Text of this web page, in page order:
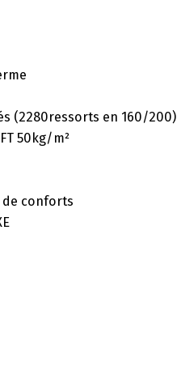
(2280ressorts en 160/200)
50kg/m²
de conforts